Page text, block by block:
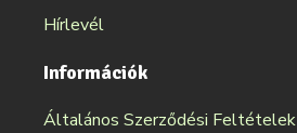
Hírlevél
Információk
Általános Szerződési Feltételek